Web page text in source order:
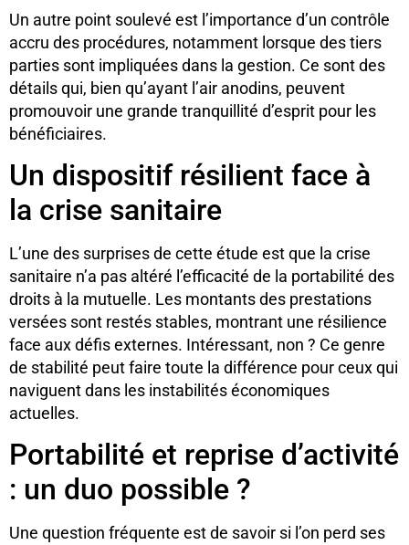
Un autre point soulevé est l’importance d’un contrôle
accru des procédures, notamment lorsque des tiers
parties sont impliquées dans la gestion. Ce sont des
détails qui, bien qu’ayant l’air anodins, peuvent
promouvoir une grande tranquillité d’esprit pour les
bénéficiaires.
Un dispositif résilient face à
la crise sanitaire
L’une des surprises de cette étude est que la crise
sanitaire n’a pas altéré l’efficacité de la portabilité des
droits à la mutuelle. Les montants des prestations
versées sont restés stables, montrant une résilience
face aux défis externes. Intéressant, non ? Ce genre
de stabilité peut faire toute la différence pour ceux qui
naviguent dans les instabilités économiques
actuelles.
Portabilité et reprise d’activité
: un duo possible ?
Une question fréquente est de savoir si l’on perd ses